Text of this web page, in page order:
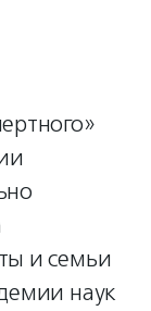
и семьи
наук